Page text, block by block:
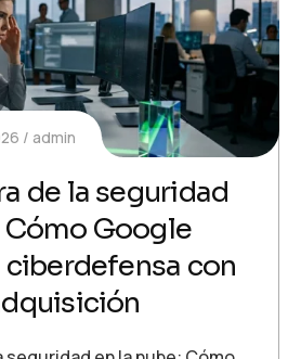
admin
de la seguridad
Cómo Google
con